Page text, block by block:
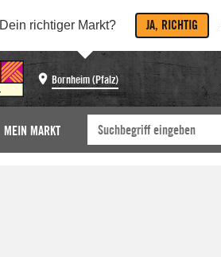
Dein richtiger Markt? JA, RICHTIG
Bornheim (Pfalz)
MEIN MARKT